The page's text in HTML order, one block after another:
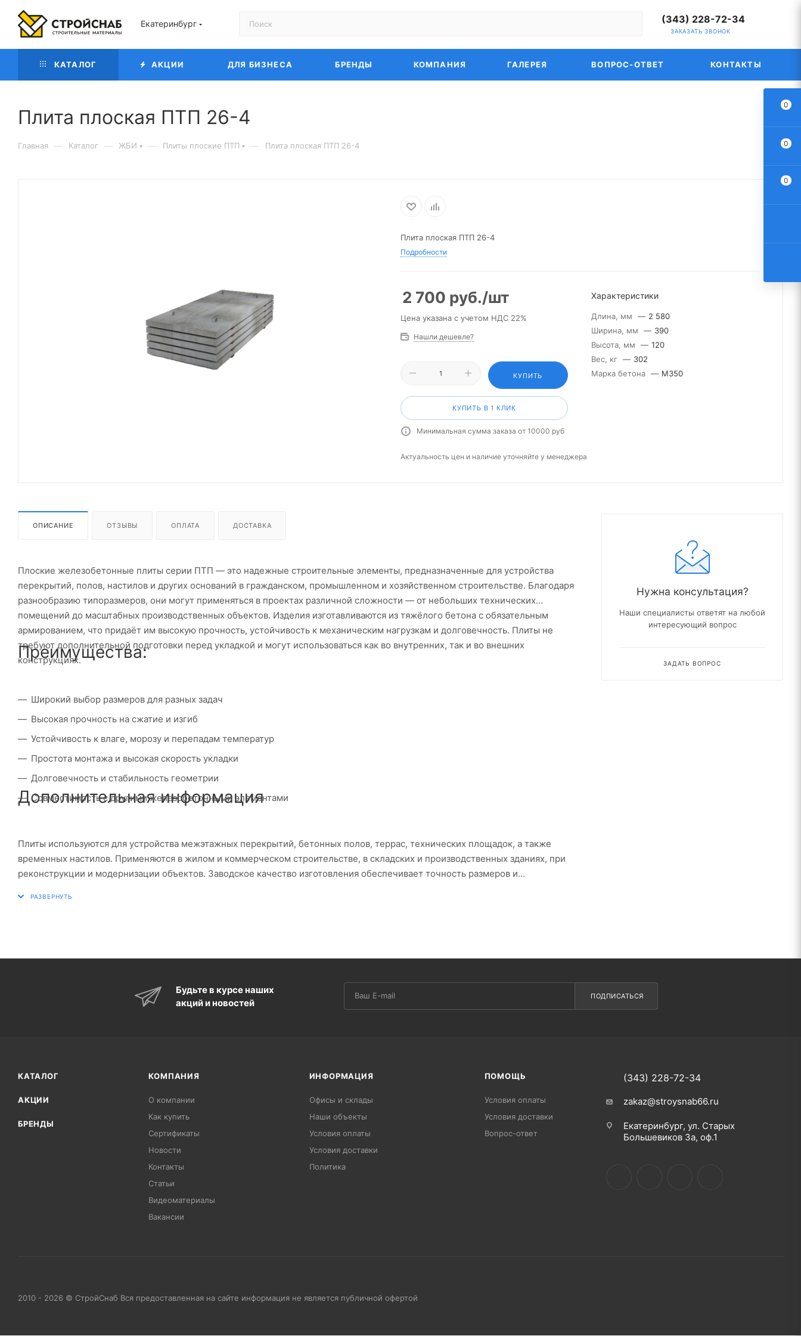
Екатеринбург (343) 228-72-34
ЗАКАЗАТЬ ЗВОНОК
КАТАЛОГ АКЦИИ ДЛЯ БИЗНЕСА БРЕНДЫ КОМПАНИЯ ГАЛЕРЕЯ ВОПРОС-ОТВЕТ КОНТАКТЫ
Плита плоская ПТП 26-4
Главная — Каталог — ЖБИ — Плиты плоские ПТП — Плита плоская ПТП 26-4
Плита плоская ПТП 26-4
Подробности
2 700 руб./шт
Цена указана с учетом НДС 22%
Нашли дешевле?
КУПИТЬ
КУПИТЬ В 1 КЛИК
Минимальная сумма заказа от 10000 руб
Характеристики
Длина, мм — 2 580
Ширина, мм
— 390
Высота, мм
— 120
Вес, кг — 302
Марка бетона — М350
Актуальность цен и наличие уточняйте у менеджера
ОПИСАНИЕ ОТЗЫВЫ ОПЛАТА ДОСТАВКА
Плоские железобетонные плиты серии ПТП — это надежные строительные элементы, предназначенные для устройства
перекрытий, полов, настилов и других оснований в гражданском, промышленном и хозяйственном строительстве. Благодаря
разнообразию типоразмеров, они могут применяться в проектах различной сложности — от небольших технических
помещений до масштабных производственных объектов. Изделия изготавливаются из тяжёлого бетона с обязательным
армированием, что придаёт им высокую прочность, устойчивость к механическим нагрузкам и долговечность. Плиты не
требуют дополнительной подготовки перед укладкой и могут использоваться как во внутренних, так и во внешних
конструкциях.
Преимущества:
Широкий выбор размеров для разных задач
Высокая прочность на сжатие и изгиб
Устойчивость к влаге, морозу и перепадам температур
Простота монтажа и высокая скорость укладки
Долговечность и стабильность геометрии
Совместимость с другими железобетонными элементами
Дополнительная информация
Плиты используются для устройства межэтажных перекрытий, бетонных полов, террас, технических площадок, а также
временных настилов. Применяются в жилом и коммерческом строительстве, в складских и производственных зданиях, при
реконструкции и модернизации объектов. Заводское качество изготовления обеспечивает точность размеров и
Нужна консультация?
Наши специалисты ответят на любой
интересующий вопрос
ЗАДАТЬ ВОПРОС
Будьте в курсе наших
акций и новостей
ПОДПИСАТЬСЯ
КАТАЛОГ
АКЦИИ
БРЕНДЫ
КОМПАНИЯ
О компании
Как купить
Сертификаты
Новости
Контакты
Статьи
Видеоматериалы
Вакансии
ИНФОРМАЦИЯ
Офисы и склады
Наши объекты
Условия оплаты
Условия доставки
Политика
ПОМОЩЬ
Условия оплаты
Условия доставки
Вопрос-ответ
(343) 228-72-34
zakaz@stroysnab66.ru
Екатеринбург, ул. Старых
Большевиков 3а, оф.1
2010 - 2026 © СтройСнаб Вся предоставленная на сайте информация не является публичной офертой
0
0
0